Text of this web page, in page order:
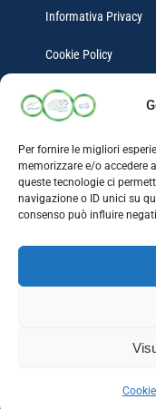
Per fornire le migliori
memorizzare e/o accedere
queste tecnologie ci
navigazione o ID unici su
consenso può influire
Informativa Privacy
Cookie Policy
Itinerari Mobilità
Attività associate